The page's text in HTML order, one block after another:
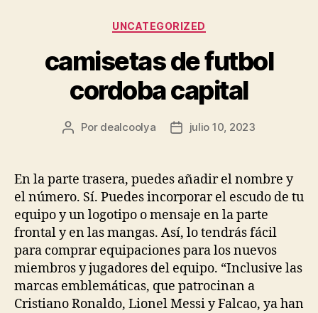
Categorías
UNCATEGORIZED
camisetas de futbol
cordoba capital
Autor
entrada
Por dealcoolya
Fecha
entrada
julio 10, 2023
En la parte trasera, puedes añadir el nombre y
el número. Sí. Puedes incorporar el escudo de tu
equipo y un logotipo o mensaje en la parte
frontal y en las mangas. Así, lo tendrás fácil
para comprar equipaciones para los nuevos
miembros y jugadores del equipo. “Inclusive las
marcas emblemáticas, que patrocinan a
Cristiano Ronaldo, Lionel Messi y Falcao, ya han